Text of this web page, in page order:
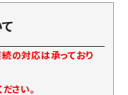
続の対応は承っており
さい。